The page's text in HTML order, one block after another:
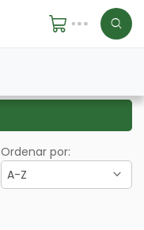
Ordenar por:
A-Z